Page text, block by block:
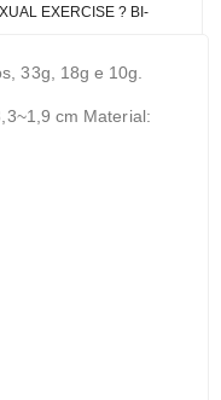
EXERCISE ? BI-
33g, 18g e 10g.
cm Material: